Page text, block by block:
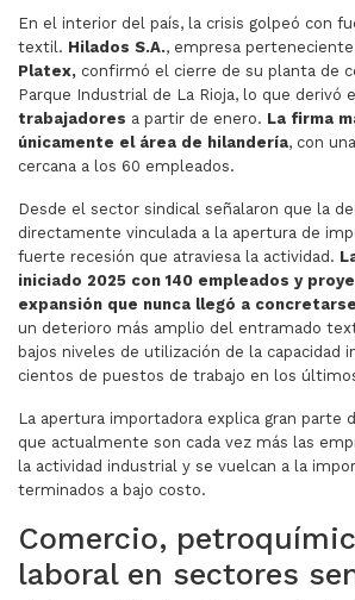
En el interior del país, la crisis golpeó con
textil. Hilados S.A., empresa perteneciente
Platex, confirmó el cierre de su planta de
Parque Industrial de La Rioja, lo que derivó
trabajadores a partir de enero. La firma
únicamente el área de hilandería, con
cercana a los 60 empleados.
Desde el sector sindical señalaron que la
directamente vinculada a la apertura de
fuerte recesión que atraviesa la actividad.
iniciado 2025 con 140 empleados y
expansión que nunca llegó a concretarse
un deterioro más amplio del entramado
bajos niveles de utilización de la capacidad
cientos de puestos de trabajo en los
La apertura importadora explica gran parte
que actualmente son cada vez más las
la actividad industrial y se vuelcan a la
terminados a bajo costo.
Comercio,
laboral en sectores